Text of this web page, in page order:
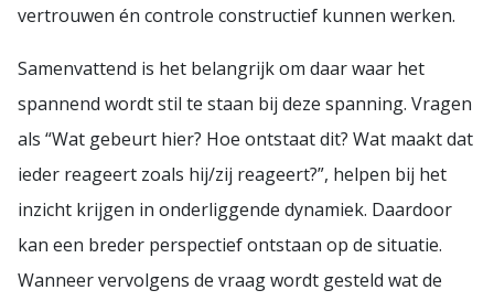
vertrouwen én controle constructief kunnen werken.
Samenvattend is het belangrijk om daar waar het
spannend wordt stil te staan bij deze spanning. Vragen
als “Wat gebeurt hier? Hoe ontstaat dit? Wat maakt dat
ieder reageert zoals hij/zij reageert?”, helpen bij het
inzicht krijgen in onderliggende dynamiek. Daardoor
kan een breder perspectief ontstaan op de situatie.
Wanneer vervolgens de vraag wordt gesteld wat de